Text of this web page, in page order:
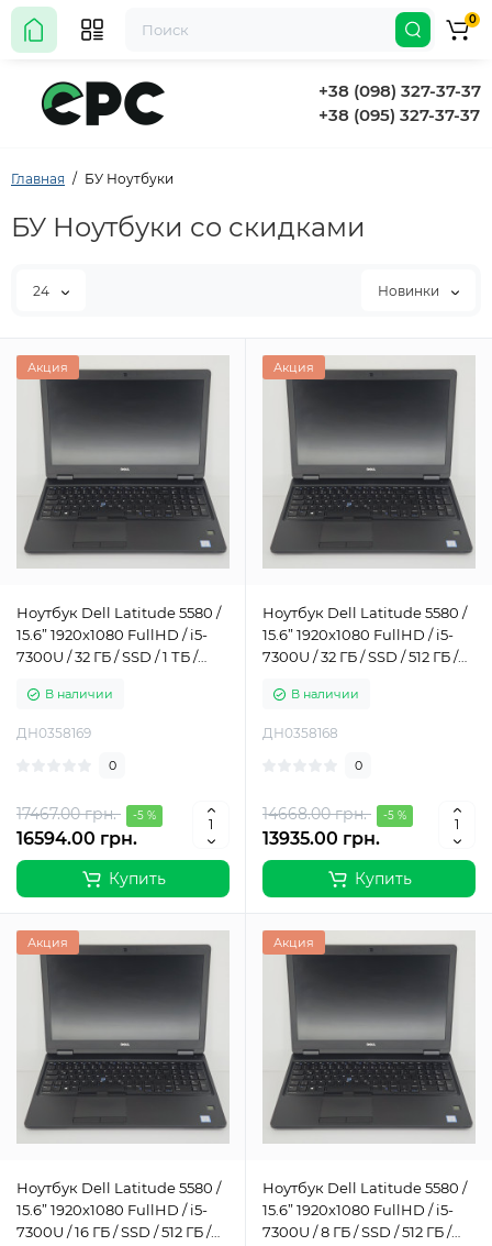
+38 (098) 327-37-37
+38 (095) 327-37-37
0
Главная БУ Ноутбуки
БУ Ноутбуки со скидками
24 Новинки
Акция
Ноутбук Dell Latitude 5580 /
15.6” 1920x1080 FullHD / i5-
7300U / 32 ГБ / SSD / 1 ТБ /
А-
В наличии
ДН0358169
0
17467.00 грн. -5 %
16594.00 грн.
Купить
Акция
Ноутбук Dell Latitude 5580 /
15.6” 1920x1080 FullHD / i5-
7300U / 32 ГБ / SSD / 512 ГБ /
А-
В наличии
ДН0358168
0
14668.00 грн. -5 %
13935.00 грн.
Купить
Акция
Ноутбук Dell Latitude 5580 /
15.6” 1920x1080 FullHD / i5-
7300U / 16 ГБ / SSD / 512 ГБ /
Акция
Ноутбук Dell Latitude 5580 /
15.6” 1920x1080 FullHD / i5-
7300U / 8 ГБ / SSD / 512 ГБ /